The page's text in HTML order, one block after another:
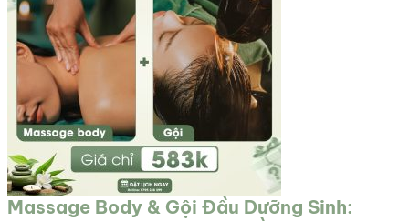
Massage Body & Gội Đầu Dưỡng Sinh: